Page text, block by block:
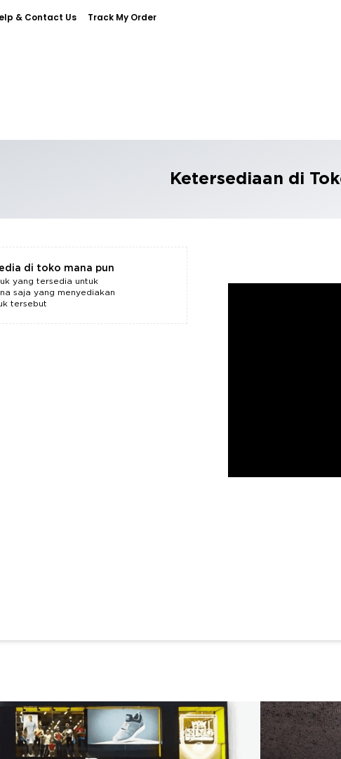
& Contact Us Track My Order
Ketersediaan di
di toko mana pun
yang tersedia untuk
saja yang menyediakan
tersebut